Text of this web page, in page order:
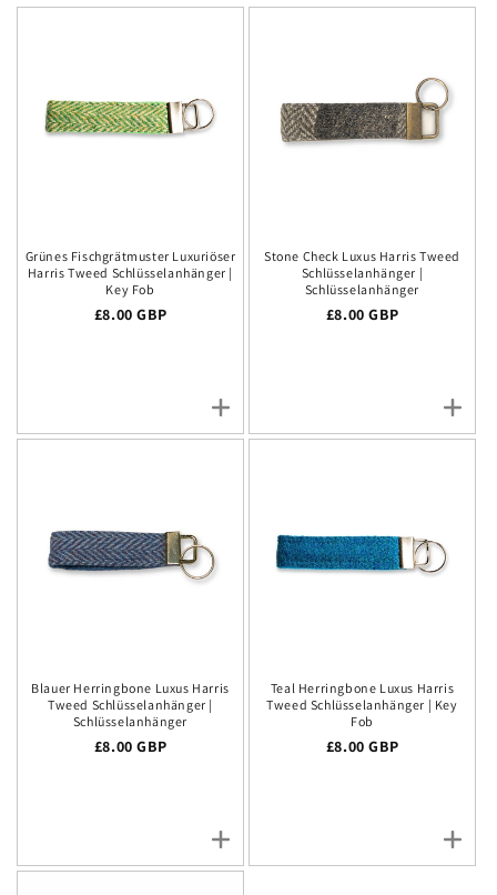
Grünes Fischgrätmuster Luxuriöser
Harris Tweed Schlüsselanhänger |
Key Fob
Regulärer Preis
£8.00 GBP
Stone Check Luxus Harris Tweed
Schlüsselanhänger |
Schlüsselanhänger
Regulärer Preis
£8.00 GBP
Blauer Herringbone Luxus Harris
Tweed Schlüsselanhänger |
Schlüsselanhänger
Regulärer Preis
£8.00 GBP
Teal Herringbone Luxus Harris
Tweed Schlüsselanhänger | Key
Fob
Regulärer Preis
£8.00 GBP